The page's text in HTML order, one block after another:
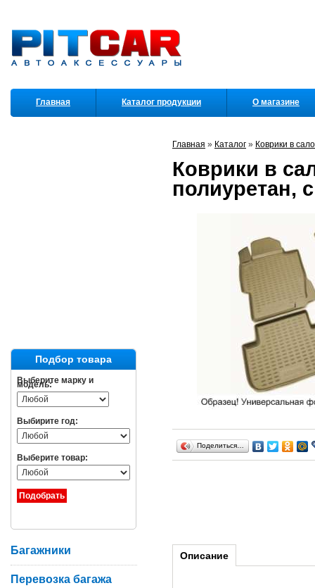
Главная » Каталог » Коврики в
Коврики в
полиуретан,
Поделиться…
Описание
Главная Каталог продукции О магазине
Подбор товара
Выберите марку и
модель:
Выбирите год:
Выберите товар:
Багажники
Перевозка багажа